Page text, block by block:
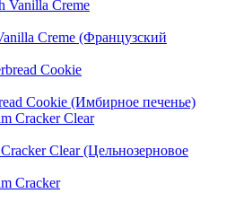
Creme (Французский
Cookie (Имбирное печенье)
Clear (Цельнозерновое